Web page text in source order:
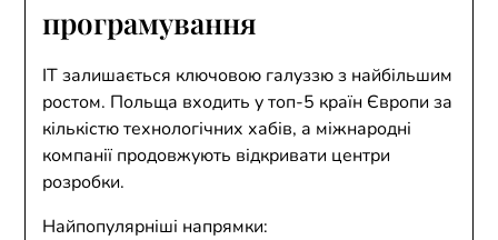
програмування
IT залишається ключовою галуззю з найбільшим
ростом. Польща входить у топ-5 країн Європи за
кількістю технологічних хабів, а міжнародні
компанії продовжують відкривати центри
розробки.
Найпопулярніші напрямки: